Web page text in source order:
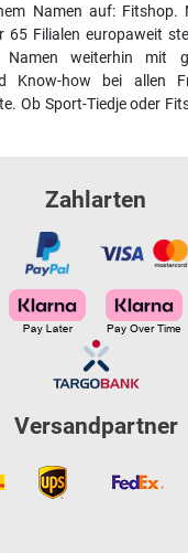
Namen auf:
65 Filialen europaweit
weiterhin mit
Know-how bei allen
Ob Sport-Tiedje oder
Zahlarten
Versandpartner